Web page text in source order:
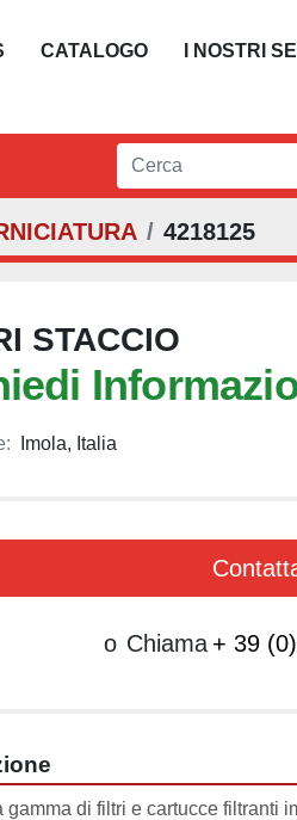
CATALOGO I NOSTRI
4218125
STACCIO
Imola, Italia
o Chiama + 39
gamma di filtri e cartucce filtranti